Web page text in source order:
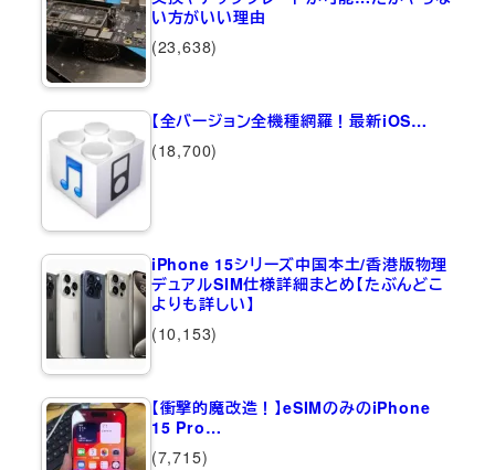
い方がいい理由
(23,638)
【全バージョン全機種網羅！最新iOS…
(18,700)
iPhone 15シリーズ中国本土/香港版物理
デュアルSIM仕様詳細まとめ【たぶんどこ
よりも詳しい】
(10,153)
【衝撃的魔改造！】eSIMのみのiPhone
15 Pro…
(7,715)